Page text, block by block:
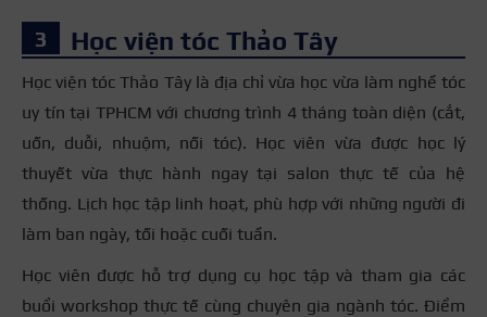
Học viện tóc Thảo Tây
Học viện tóc Thảo Tây là địa chỉ vừa học vừa làm nghề tóc
uy tín tại TPHCM với chương trình 4 tháng toàn diện (cắt,
uốn, duỗi, nhuộm, nối tóc). Học viên vừa được học lý
thuyết vừa thực hành ngay tại salon thực tế của hệ
thống. Lịch học tập linh hoạt, phù hợp với những người đi
làm ban ngày, tối hoặc cuối tuần.
Học viên được hỗ trợ dụng cụ học tập và tham gia các
buổi workshop thực tế cùng chuyên gia ngành tóc. Điểm